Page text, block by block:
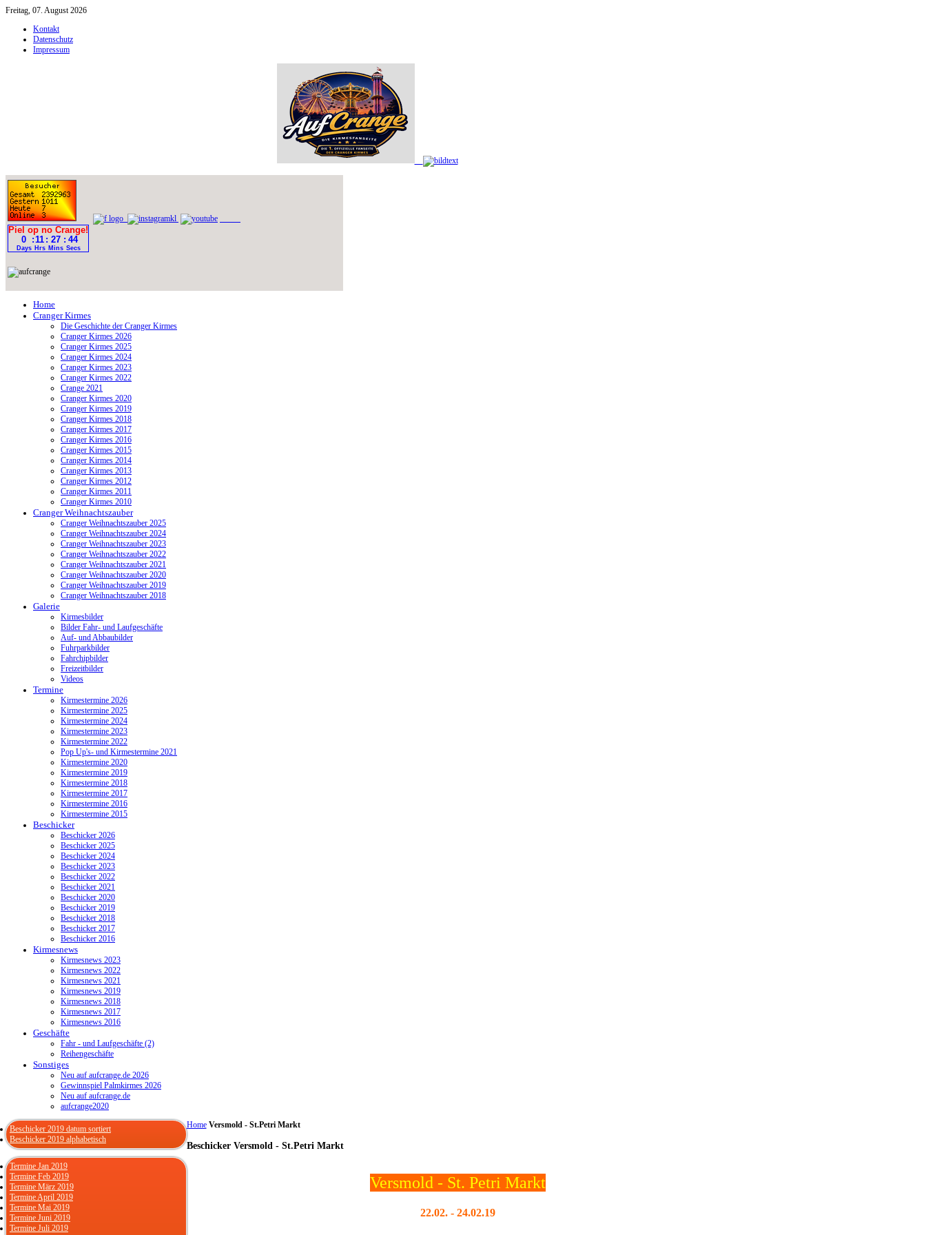
Freitag, 07. August 2026
Kontakt
Datenschutz
Impressum
Home
Cranger Kirmes
Die Geschichte der Cranger Kirmes
Cranger Kirmes 2026
Cranger Kirmes 2025
Cranger Kirmes 2024
Cranger Kirmes 2023
Cranger Kirmes 2022
Crange 2021
Cranger Kirmes 2020
Cranger Kirmes 2019
Cranger Kirmes 2018
Cranger Kirmes 2017
Cranger Kirmes 2016
Cranger Kirmes 2015
Cranger Kirmes 2014
Cranger Kirmes 2013
Cranger Kirmes 2012
Cranger Kirmes 2011
Cranger Kirmes 2010
Cranger Weihnachtszauber
Cranger Weihnachtszauber 2025
Cranger Weihnachtszauber 2024
Cranger Weihnachtszauber 2023
Cranger Weihnachtszauber 2022
Cranger Weihnachtszauber 2021
Cranger Weihnachtszauber 2020
Cranger Weihnachtszauber 2019
Cranger Weihnachtszauber 2018
Galerie
Kirmesbilder
Bilder Fahr- und Laufgeschäfte
Auf- und Abbaubilder
Fuhrparkbilder
Fahrchipbilder
Freizeitbilder
Videos
Termine
Kirmestermine 2026
Kirmestermine 2025
Kirmestermine 2024
Kirmestermine 2023
Kirmestermine 2022
Pop Up's- und Kirmestermine 2021
Kirmestermine 2020
Kirmestermine 2019
Kirmestermine 2018
Kirmestermine 2017
Kirmestermine 2016
Kirmestermine 2015
Beschicker
Beschicker 2026
Beschicker 2025
Beschicker 2024
Beschicker 2023
Beschicker 2022
Beschicker 2021
Beschicker 2020
Beschicker 2019
Beschicker 2018
Beschicker 2017
Beschicker 2016
Kirmesnews
Kirmesnews 2023
Kirmesnews 2022
Kirmesnews 2021
Kirmesnews 2019
Kirmesnews 2018
Kirmesnews 2017
Kirmesnews 2016
Geschäfte
Fahr - und Laufgeschäfte (2)
Reihengeschäfte
Sonstiges
Neu auf aufcrange.de 2026
Gewinnspiel Palmkirmes 2026
Neu auf aufcrange.de
aufcrange2020
HomeVersmold - St.Petri Markt
Beschicker Versmold - St.Petri Markt
Versmold - St. Petri Markt
22.02. - 24.02.19
Beschicker 2019 datum sortiert
Beschicker 2019 alphabetisch
Termine Jan 2019
Termine Feb 2019
Termine März 2019
Termine April 2019
Termine Mai 2019
Termine Juni 2019
Termine Juli 2019